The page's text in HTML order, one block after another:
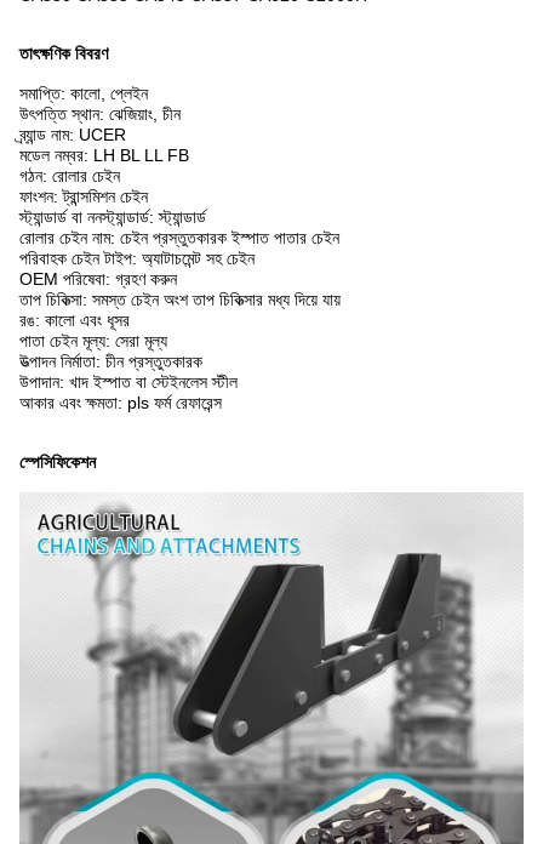
তাৎক্ষণিক বিবরণ
সমাপ্তি: কালো, প্লেইন
উৎপত্তি স্থান: ঝেজিয়াং, চীন
ব্র্যান্ড নাম: UCER
মডেল নম্বর: LH BL LL FB
গঠন: রোলার চেইন
ফাংশন: ট্রান্সমিশন চেইন
স্ট্যান্ডার্ড বা ননস্ট্যান্ডার্ড: স্ট্যান্ডার্ড
রোলার চেইন নাম: চেইন প্রস্তুতকারক ইস্পাত পাতার চেইন
পরিবাহক চেইন টাইপ: অ্যাটাচমেন্ট সহ চেইন
OEM পরিষেবা: গ্রহণ করুন
তাপ চিকিত্সা: সমস্ত চেইন অংশ তাপ চিকিত্সার মধ্য দিয়ে যায়
রঙ: কালো এবং ধূসর
পাতা চেইন মূল্য: সেরা মূল্য
উত্পাদন নির্মাতা: চীন প্রস্তুতকারক
উপাদান: খাদ ইস্পাত বা স্টেইনলেস স্টীল
আকার এবং ক্ষমতা: pls ফর্ম রেফারেন্স
স্পেসিফিকেশন